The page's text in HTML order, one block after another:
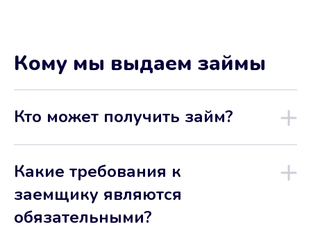
Кому мы выдаем займы
Кто может получить займ?
Какие требования к
заемщику являются
обязательными?